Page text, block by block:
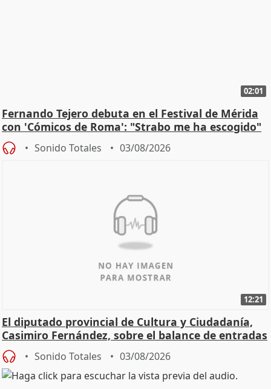
02:01
Fernando Tejero debuta en el Festival de Mérida
con 'Cómicos de Roma': "Strabo me ha escogido"
Sonido Totales 03/08/2026
12:21
El diputado provincial de Cultura y Ciudadanía,
Casimiro Fernández, sobre el balance de entradas
Sonido Totales 03/08/2026